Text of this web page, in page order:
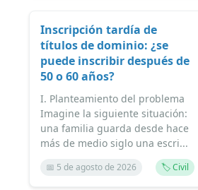
Inscripción tardía de
títulos de dominio: ¿se
puede inscribir después de
50 o 60 años?
I. Planteamiento del problema
Imagine la siguiente situación:
una familia guarda desde hace
más de medio siglo una escri...
📅 5 de agosto de 2026 🏷️ Civil